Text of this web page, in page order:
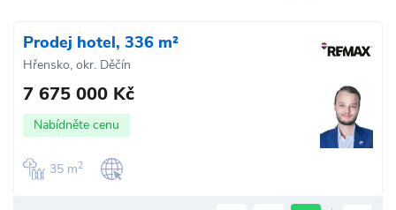
Prodej hotel, 336 m²
Hřensko, okr. Děčín
7 675 000 Kč
Nabídněte cenu
35 m2